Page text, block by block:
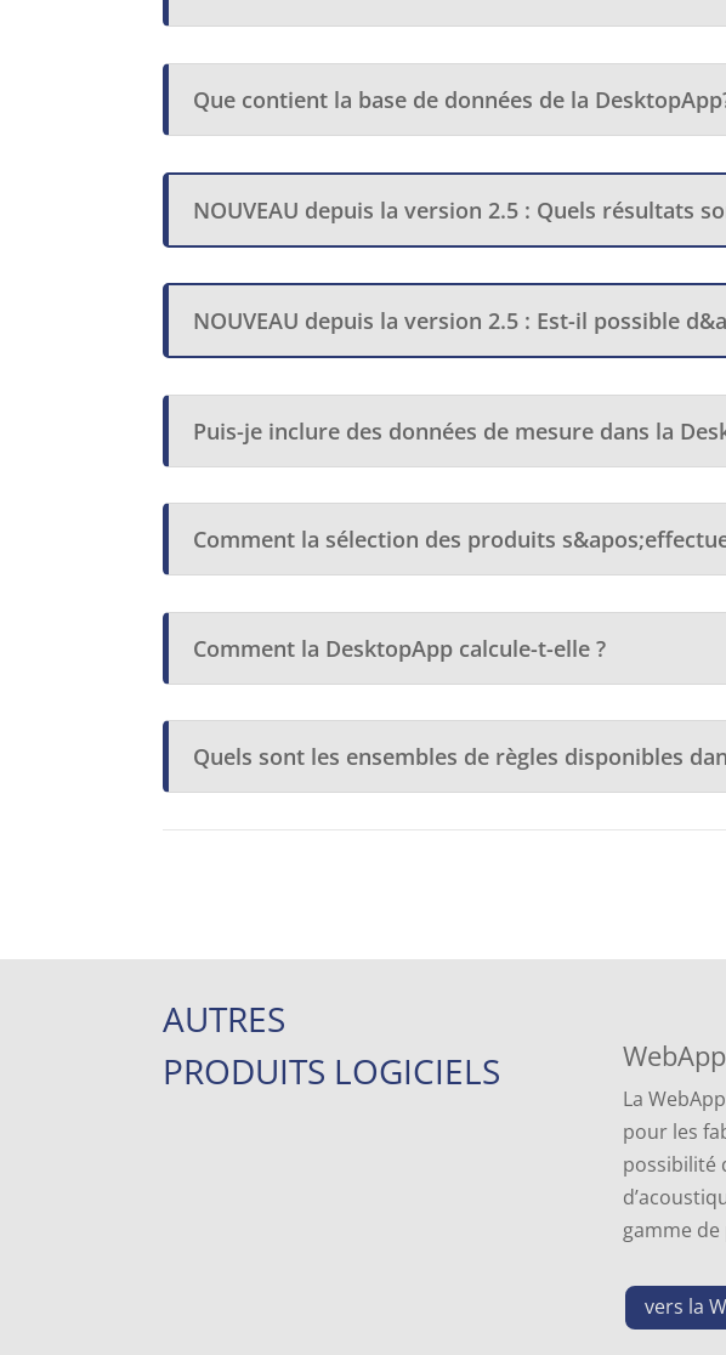
Que contient la base de données de la
NOUVEAU depuis la version 2.5 : Quels résultats
NOUVEAU depuis la version 2.5 : Est-il possible
Puis-je inclure des données de mesure dans la
Comment la sélection des produits
Comment la DesktopApp calcule-t-elle ?
Quels sont les ensembles de règles disponibles
AUTRES
PRODUITS LOGICIELS
WebApp
La
pour les
possibilité
gamme
vers la